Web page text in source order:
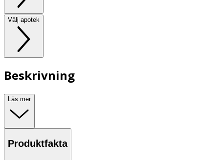
Välj apotek
Beskrivning
Läs mer
Produktfakta